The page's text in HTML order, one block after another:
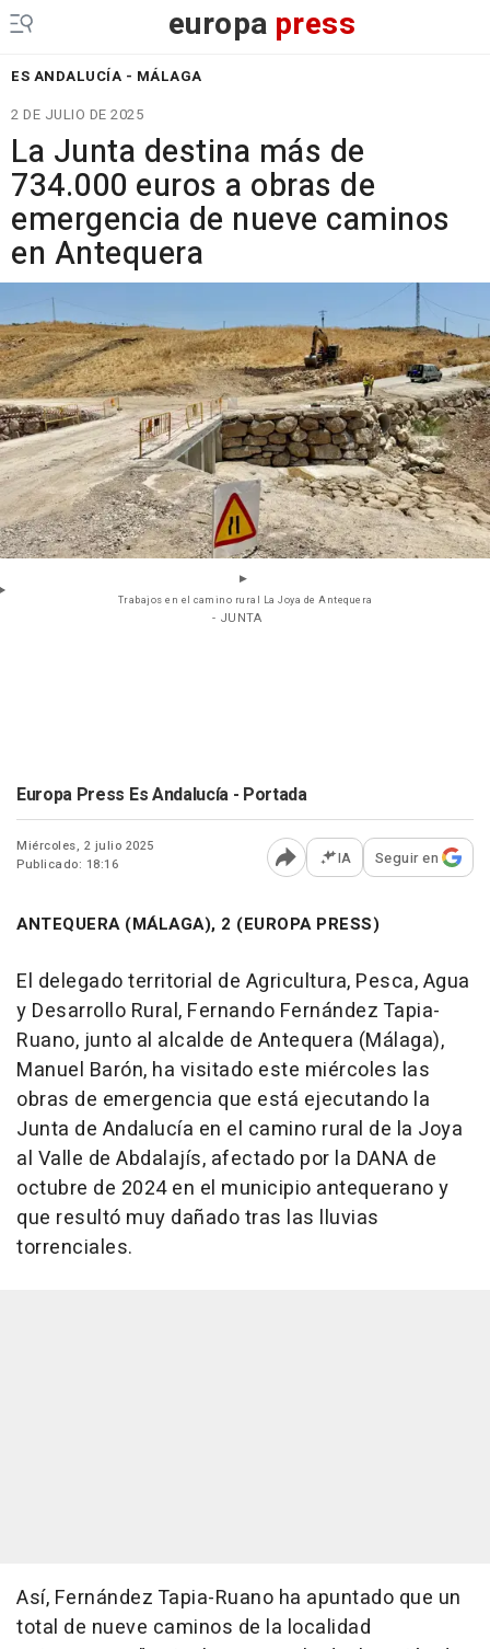
europa press
ES ANDALUCÍA - MÁLAGA
2 DE JULIO DE 2025
La Junta destina más de
734.000 euros a obras de
emergencia de nueve caminos
en Antequera
Trabajos en el camino rural La Joya de Antequera
- JUNTA
Europa Press Es Andalucía - Portada
Miércoles, 2 julio 2025
Publicado: 18:16
Abrir opciones para
IA Seguir en
ANTEQUERA (MÁLAGA), 2 (EUROPA PRESS)
El delegado territorial de Agricultura, Pesca, Agua
y Desarrollo Rural, Fernando Fernández Tapia-
Ruano, junto al alcalde de Antequera (Málaga),
Manuel Barón, ha visitado este miércoles las
obras de emergencia que está ejecutando la
Junta de Andalucía en el camino rural de la Joya
al Valle de Abdalajís, afectado por la DANA de
octubre de 2024 en el municipio antequerano y
que resultó muy dañado tras las lluvias
torrenciales.
Así, Fernández Tapia-Ruano ha apuntado que un
total de nueve caminos de la localidad